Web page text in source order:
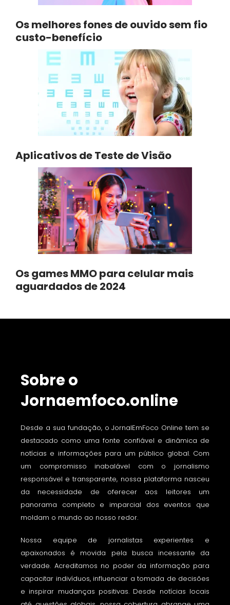
Os melhores fones de ouvido sem fio
custo-benefício
Aplicativos de Teste de Visão
Os games MMO para celular mais
aguardados de 2024
Sobre o
Jornaemfoco.online
Desde a sua fundação, o JornalEmFoco Online tem se
destacado como uma fonte confiável e dinâmica de
notícias e informações para um público global. Com
um compromisso inabalável com o jornalismo
responsável e transparente, nossa plataforma nasceu
da necessidade de oferecer aos leitores um
panorama completo e imparcial dos eventos que
moldam o mundo ao nosso redor.
Nossa equipe de jornalistas experientes e
apaixonados é movida pela busca incessante da
verdade. Acreditamos no poder da informação para
capacitar indivíduos, influenciar a tomada de decisões
e inspirar mudanças positivas. Desde notícias locais